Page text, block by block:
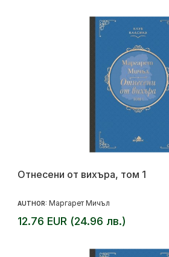
Отнесени от вихъра, том 1
AUTHOR: Маргарет Мичъл
12.76 EUR (24.96 лв.)